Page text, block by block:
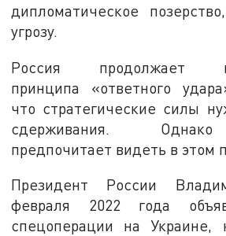
дипломатическое
угрозу.
Россия продолжает
принципа «ответного
что стратегические силы
сдерживания.
предпочитает видеть в этом
Президент России
февраля 2022 года
спецоперации на Украине,